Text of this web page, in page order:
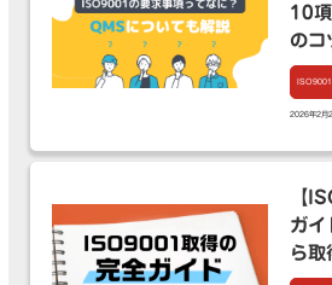
ISO9001
2026年2月
10
のコ
【
ガイ
ら取